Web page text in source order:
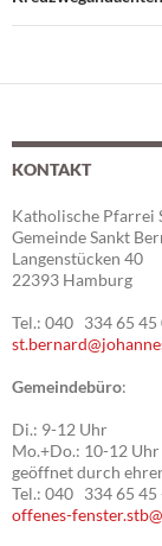
KONTAKT
Katholische Pfarrei
Gemeinde Sankt
Langenstücken 40
22393 Hamburg
Tel.: 040 334 65 45
Gemeindebüro:
Di.: 9-12 Uhr
Mo.+Do.: 10-12 Uhr
geöffnet durch
Tel.: 040 334 65 45
offenes-